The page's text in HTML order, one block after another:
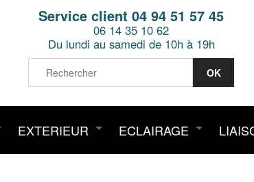
Service client 04 94 51 57 45
06 14 35 10 62
Du lundi au samedi de 10h à 19h
EXTERIEUR ECLAIRAGE